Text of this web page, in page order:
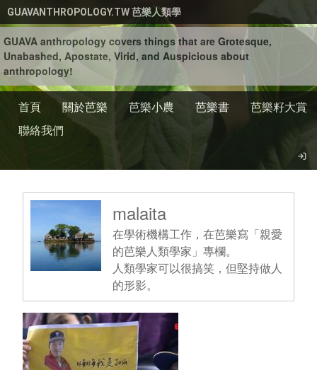
移至主內容
GUAVANTHROPOLOGY.TW 芭樂人類學
GUAVA anthropology covers things that are Grotesque,
Unabashed, Apostate, Virid, and Auspicious about
anthropology!
首頁 關於芭樂 芭樂小農 芭樂書
芭樂籽大賞
聯絡我們
malaita
在學術機構工作，在芭樂寫「親愛
的芭樂人類學家」專欄。
人類學家可以很搞笑，但堅持做人
的形影。